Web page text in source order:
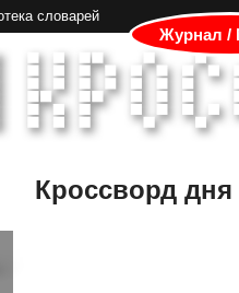
словарей
Журнал /
Кроссворд дня